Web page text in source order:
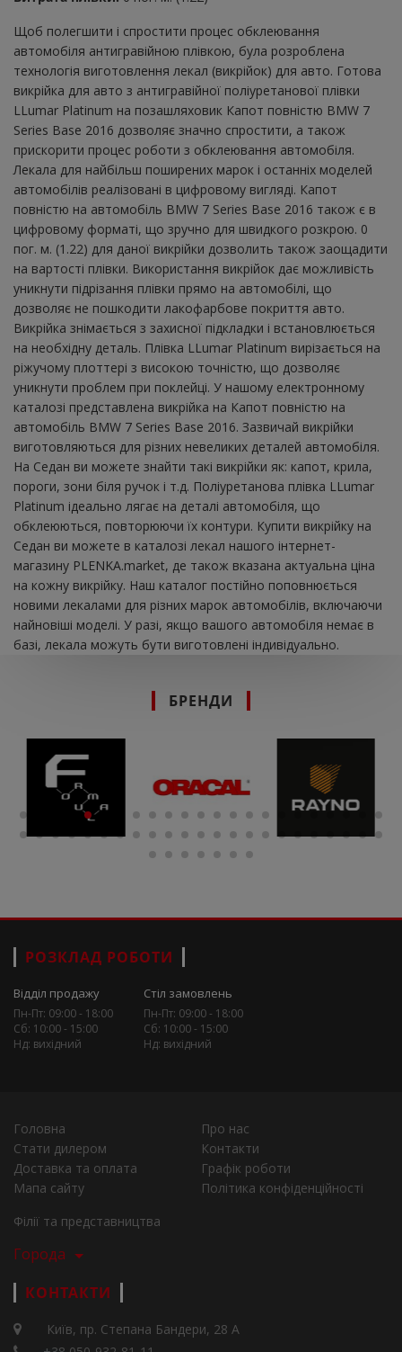
Щоб полегшити і спростити процес обклеювання
автомобіля антигравійною плівкою, була розроблена
технологія виготовлення лекал (викрійок) для авто. Готова
викрійка для авто з антигравійної поліуретанової плівки
LLumar Platinum на позашляховик Капот повністю BMW 7
Series Base 2016 дозволяє значно спростити, а також
прискорити процес роботи з обклеювання автомобіля.
Лекала для найбільш поширених марок і останніх моделей
автомобілів реалізовані в цифровому вигляді. Капот
повністю на автомобіль BMW 7 Series Base 2016 також є в
цифровому форматі, що зручно для швидкого розкрою. 0
пог. м. (1.22) для даної викрійки дозволить також заощадити
на вартості плівки. Використання викрійок дає можливість
уникнути підрізання плівки прямо на автомобілі, що
дозволяє не пошкодити лакофарбове покриття авто.
Викрійка знімається з захисної підкладки і встановлюється
на необхідну деталь. Плівка LLumar Platinum вирізається на
ріжучому плоттері з високою точністю, що дозволяє
уникнути проблем при поклейці. У нашому електронному
каталозі представлена ​​викрійка на Капот повністю на
автомобіль BMW 7 Series Base 2016. Зазвичай викрійки
виготовляються для різних невеликих деталей автомобіля.
На Седан ви можете знайти такі викрійки як: капот, крила,
пороги, зони біля ручок і т.д. Поліуретанова плівка LLumar
Platinum ідеально лягає на деталі автомобіля, що
обклеюються, повторюючи їх контури. Купити викрійку на
Седан ви можете в каталозі лекал нашого інтернет-
магазину PLENKA.market, де також вказана актуальна ціна
на кожну викрійку. Наш каталог постійно поповнюється
новими лекалами для різних марок автомобілів, включаючи
найновіші моделі. У разі, якщо вашого автомобіля немає в
базі, лекала можуть бути виготовлені індивідуально.
БРЕНДИ
РОЗКЛАД РОБОТИ
Відділ продажу
Пн-Пт: 09:00 - 18:00
Сб: 10:00 - 15:00
Нд: вихідний
Стіл замовлень
Пн-Пт: 09:00 - 18:00
Сб: 10:00 - 15:00
Нд: вихідний
Головна
Про нас
Стати дилером
Контакти
Доставка та оплата
Графік роботи
Мапа сайту
Політика конфіденційності
Філії та представництва
Города
КОНТАКТИ
Київ, пр. Степана Бандери, 28 А